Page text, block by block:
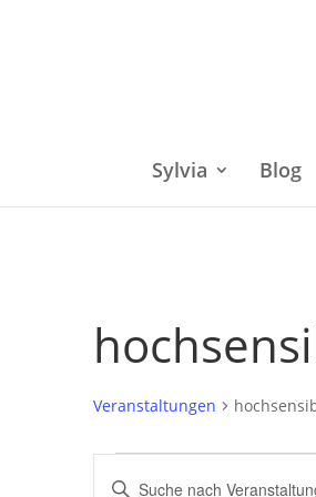
Sylvia Blog
Veranstaltungen
Bitte